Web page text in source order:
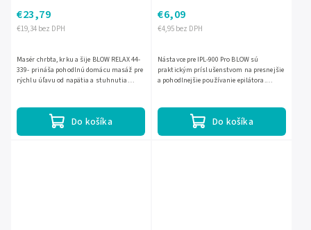
€19,34 bez DPH
€23,79
Do košíka
Masér chrbta, krku a šije BLOW RELAX 44-
339- prináša pohodlnú domácu masáž pre
rýchlu úľavu od napätia a stuhnutia
€4,95 bez DPH
€6,09
Do košíka
Nástavce pre IPL-900 Pro BLOW sú
praktickým príslušenstvom na presnejšie
a pohodlnejšie používanie epilátora.